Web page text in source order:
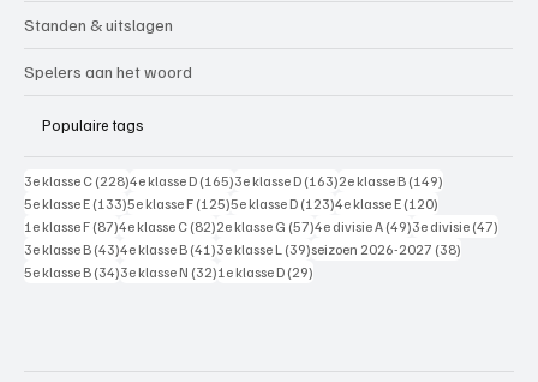
Standen & uitslagen
Spelers aan het woord
Populaire tags
3e klasse C (228)228 posts
4e klasse D (165)165 posts
3e klasse D (163)163 posts
2e klasse B (149)
5e klasse E (133)133 posts
5e klasse F (125)125 posts
5e klasse D (123)123 posts
4e klasse E (120)
1e klasse F (87)87 posts
4e klasse C (82)82 posts
2e klasse G (57)57 posts
4e divisie A (49)49 posts
3e divisie (47)
3e klasse B (43)43 posts
4e klasse B (41)41 posts
3e klasse L (39)39 posts
seizoen 2026-2027 (38)
5e klasse B (34)34 posts
3e klasse N (32)32 posts
1e klasse D (29)